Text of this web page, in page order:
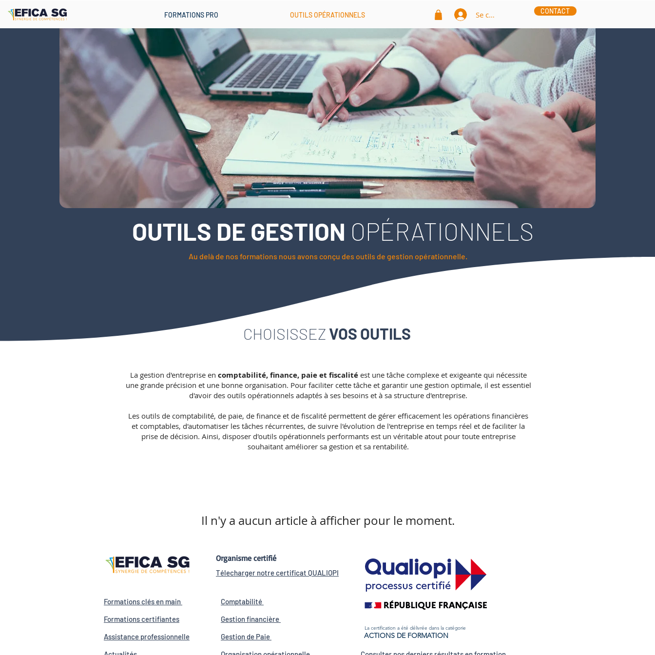
FORMATIONS PRO OUTILS OPÉRATIONNELS Se connecter CONTACT
OUTILS DE GESTION OPÉRATIONNELS
Au delà de nos formations nous avons conçu des outils de gestion opérationnelle.
CHOISISSEZ VOS OUTILS
La gestion d'entreprise en comptabilité, finance, paie et fiscalité est une tâche complexe et exigeante qui nécessite
une grande précision et une bonne organisation. Pour faciliter cette tâche et garantir une gestion optimale, il est essentiel
d'avoir des outils opérationnels adaptés à ses besoins et à sa structure d'entreprise.
Les outils de comptabilité, de paie, de finance et de fiscalité permettent de gérer efficacement les opérations financières
et comptables, d'automatiser les tâches récurrentes, de suivre l'évolution de l'entreprise en temps réel et de faciliter la
prise de décision. Ainsi, disposer d'outils opérationnels performants est un véritable atout pour toute entreprise
souhaitant améliorer sa gestion et sa rentabilité.
Il n'y a aucun article à afficher pour le moment.
Formations clés en main
Formations certifiantes
Assistance professionnelle
Organisme certifié
Télecharger notre certificat QUALIOPI
Comptabilité
Gestion financière
Gestionde Paie
La certification a été délivrée dans la catégorie
ACTIONS DE FORMATION